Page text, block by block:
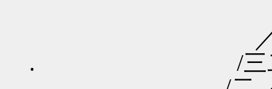
／≦三二二
. /三二二二